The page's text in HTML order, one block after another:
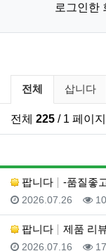
로그인한
벼룩시장 분
전체 삽니다
전체 225 / 1 페이지
팝니다
-품질좋
등록일
2026.07.26
팝니다 제품 리
등록일
2026.07.16